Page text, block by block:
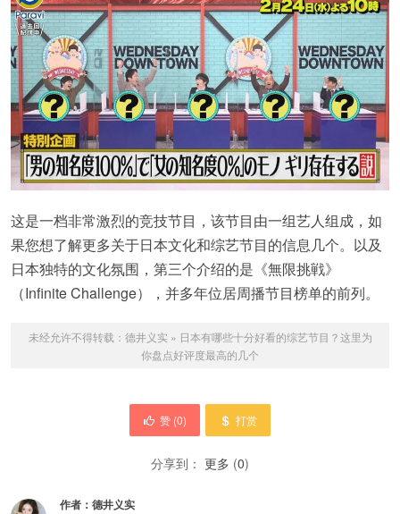
这是一档非常激烈的竞技节目，该节目由一组艺人组成，如
果您想了解更多关于日本文化和综艺节目的信息几个。以及
日本独特的文化氛围，第三个介绍的是《無限挑戦》
（Infinite Challenge），并多年位居周播节目榜单的前列。
未经允许不得转载： 德井义实 » 日本有哪些十分好看的综艺节目？这里为
你盘点好评度最高的几个
赞 (0) 打赏
分享到： 更多 (0)
作者： 德井义实